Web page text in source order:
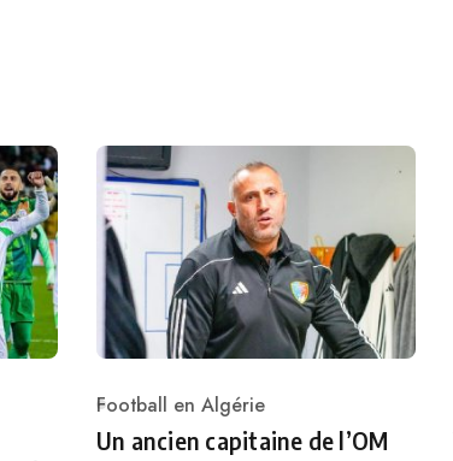
Category
Football en Algérie
Un ancien capitaine de l’OM